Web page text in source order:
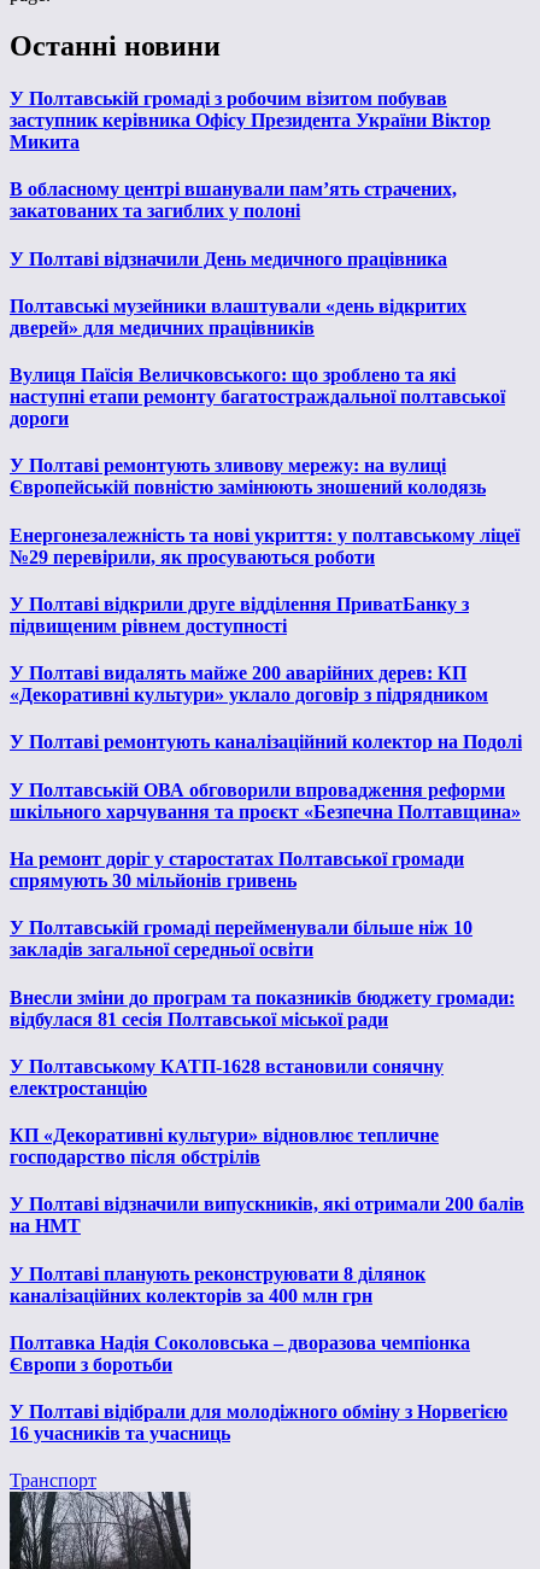
Останні новини
У Полтавській громаді з робочим візитом побував
заступник керівника Офісу Президента України Віктор
Микита
В обласному центрі вшанували пам’ять страчених,
закатованих та загиблих у полоні
У Полтаві відзначили День медичного працівника
Полтавські музейники влаштували «день відкритих
дверей» для медичних працівників
Вулиця Паїсія Величковського: що зроблено та які
наступні етапи ремонту багатостраждальної полтавської
дороги
У Полтаві ремонтують зливову мережу: на вулиці
Європейській повністю замінюють зношений колодязь
Енергонезалежність та нові укриття: у полтавському ліцеї
№29 перевірили, як просуваються роботи
У Полтаві відкрили друге відділення ПриватБанку з
підвищеним рівнем доступності
У Полтаві видалять майже 200 аварійних дерев: КП
«Декоративні культури» уклало договір з підрядником
У Полтаві ремонтують каналізаційний колектор на Подолі
У Полтавській ОВА обговорили впровадження реформи
шкільного харчування та проєкт «Безпечна Полтавщина»
На ремонт доріг у старостатах Полтавської громади
спрямують 30 мільйонів гривень
У Полтавській громаді перейменували більше ніж 10
закладів загальної середньої освіти
Внесли зміни до програм та показників бюджету громади:
відбулася 81 сесія Полтавської міської ради
У Полтавському КАТП-1628 встановили сонячну
електростанцію
КП «Декоративні культури» відновлює тепличне
господарство після обстрілів
У Полтаві відзначили випускників, які отримали 200 балів
на НМТ
У Полтаві планують реконструювати 8 ділянок
каналізаційних колекторів за 400 млн грн
Полтавка Надія Соколовська – дворазова чемпіонка
Європи з боротьби
У Полтаві відібрали для молодіжного обміну з Норвегією
16 учасників та учасниць
Транспорт